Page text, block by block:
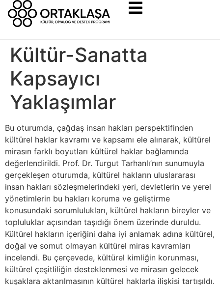
Kültür-Sanatta
Kapsayıcı
Yaklaşımlar
Bu oturumda, çağdaş insan hakları perspektifinden
kültürel haklar kavramı ve kapsamı ele alınarak, kültürel
mirasın farklı boyutları kültürel haklar bağlamında
değerlendirildi. Prof. Dr. Turgut Tarhanlı’nın sunumuyla
gerçekleşen oturumda, kültürel hakların uluslararası
insan hakları sözleşmelerindeki yeri, devletlerin ve yerel
yönetimlerin bu hakları koruma ve geliştirme
konusundaki sorumlulukları, kültürel hakların bireyler ve
topluluklar açısından taşıdığı önem üzerinde duruldu.
Kültürel hakların içeriğini daha iyi anlamak adına kültürel,
doğal ve somut olmayan kültürel miras kavramları
incelendi. Bu çerçevede, kültürel kimliğin korunması,
kültürel çeşitliliğin desteklenmesi ve mirasın gelecek
kuşaklara aktarılmasının kültürel haklarla ilişkisi tartışıldı.